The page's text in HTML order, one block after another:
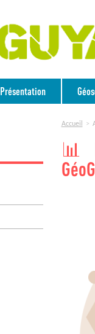
Présentation
Accueil
📊